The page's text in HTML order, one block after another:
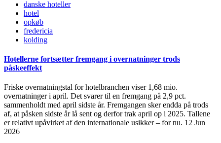
danske hoteller
hotel
opkøb
fredericia
kolding
Hotellerne fortsætter fremgang i overnatninger trods
påskeeffekt
Friske overnatningstal for hotelbranchen viser 1,68 mio.
overnatninger i april. Det svarer til en fremgang på 2,9 pct.
sammenholdt med april sidste år. Fremgangen sker endda på trods
af, at påsken sidste år lå sent og derfor trak april op i 2025. Tallene
er relativt upåvirket af den internationale usikker – for nu. 12 Jun
2026